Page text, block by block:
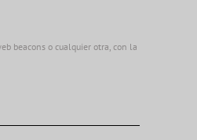
beacons o cualquier otra, con la